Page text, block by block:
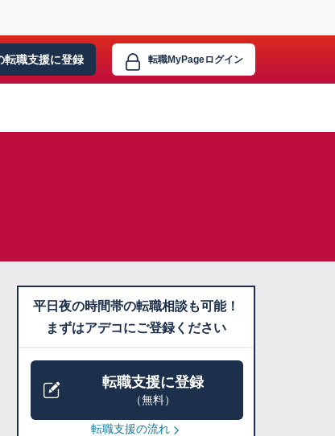
転職支援に登録 転職MyPageログイン
平日夜の時間帯の転職相談も可能！
まずはアデコにご登録ください
転職支援に登録
（無料）
転職支援の流れ